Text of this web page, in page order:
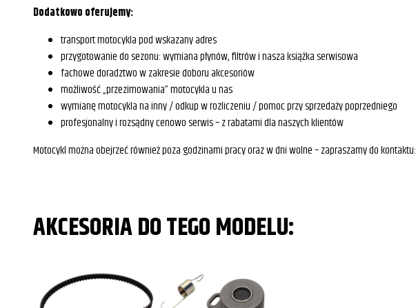
Dodatkowo oferujemy:
transport motocykla pod wskazany adres
przygotowanie do sezonu: wymiana płynów, filtrów i nasza książka serwisowa
fachowe doradztwo w zakresie doboru akcesoriów
możliwość „przezimowania” motocykla u nas
wymianę motocykla na inny / odkup w rozliczeniu / pomoc przy sprzedaży poprzedniego
profesjonalny i rozsądny cenowo serwis – z rabatami dla naszych klientów
Motocykl można obejrzeć również poza godzinami pracy oraz w dni wolne – zapraszamy do kontaktu:
AKCESORIA DO TEGO MODELU: